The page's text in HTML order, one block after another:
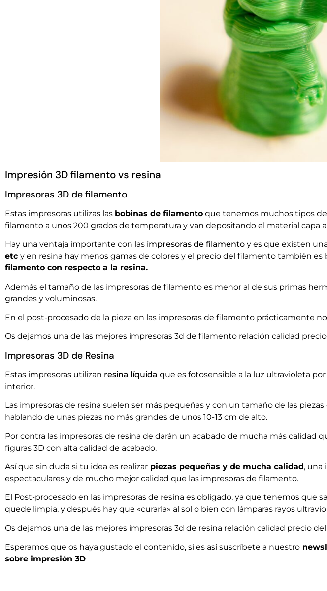
Impresión 3D filamento vs resina
Impresoras 3D de filamento
Estas impresoras utilizas las bobinas de filamento que tenemos muchos tipos de
filamento a unos 200 grados de temperatura y van depositando el material capa
Hay una ventaja importante con las impresoras de filamento y es que existen una
etc y en resina hay menos gamas de colores y el precio del filamento también es
filamento con respecto a la resina.
Además el tamaño de las impresoras de filamento es menor al de sus primas
grandes y voluminosas.
En el post-procesado de la pieza en las impresoras de filamento prácticamente
Os dejamos una de las mejores impresoras 3d de filamento relación calidad
Impresoras 3D de Resina
Estas impresoras utilizan resina líquida que es fotosensible a la luz ultravioleta
interior.
Las impresoras de resina suelen ser más pequeñas y con un tamaño de las
hablando de unas piezas no más grandes de unos 10-13 cm de alto.
Por contra las impresoras de resina de darán un acabado de mucha más calidad
figuras 3D con alta calidad de acabado.
Así que sin duda si tu idea es realizar piezas pequeñas y de mucha calidad, una
espectaculares y de mucho mejor calidad que las impresoras de filamento.
El Post-procesado en las impresoras de resina es obligado, ya que tenemos que
quede limpia, y después hay que «curarla» al sol o bien con lámparas rayos
Os dejamos una de las mejores impresoras 3d de resina relación calidad precio
Esperamos que os haya gustado el contenido, si es así suscríbete a nuestro
sobre impresión 3D